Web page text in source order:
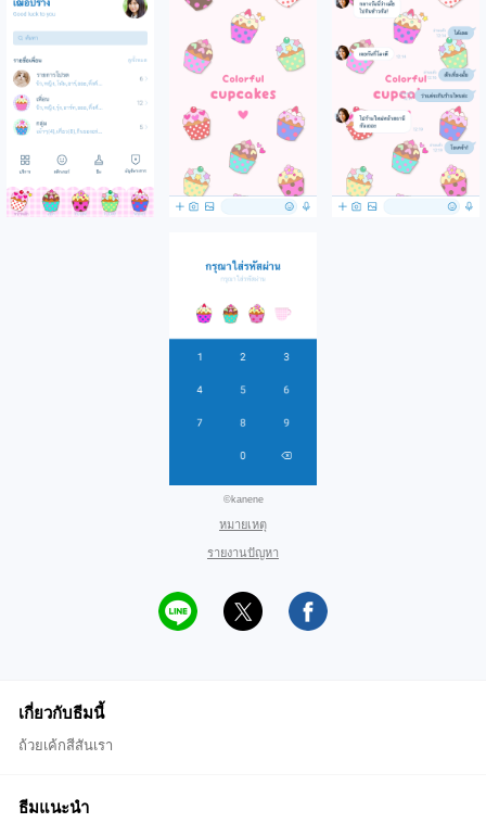
©kanene
หมายเหตุ
รายงานปัญหา
เกี่ยวกับธีมนี้
ถ้วยเค้กสีสันเรา
ธีมแนะนำ